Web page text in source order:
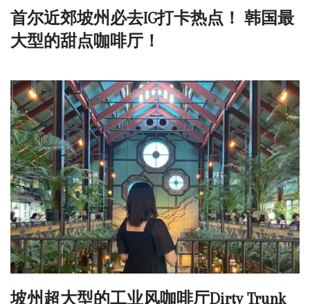
首尔近郊坡州必去IG打卡热点！ 韩国最
大型的甜点咖啡厅！
坡州超大型的工业风咖啡厅Dirty Trunk